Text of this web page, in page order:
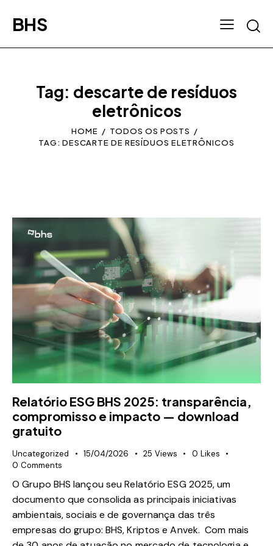
BHS
Tag: descarte de resíduos
eletrônicos
HOME
TODOS OS POSTS
TAG: DESCARTE DE RESÍDUOS ELETRÔNICOS
Relatório ESG BHS 2025: transparência,
compromisso e impacto — download
gratuito
Uncategorized 15/04/2026 25 Views 0 Likes
0 Comments
O Grupo BHS lançou seu Relatório ESG 2025, um
documento que consolida as principais iniciativas
ambientais, sociais e de governança das três
empresas do grupo: BHS, Kriptos e Anvek. Com mais